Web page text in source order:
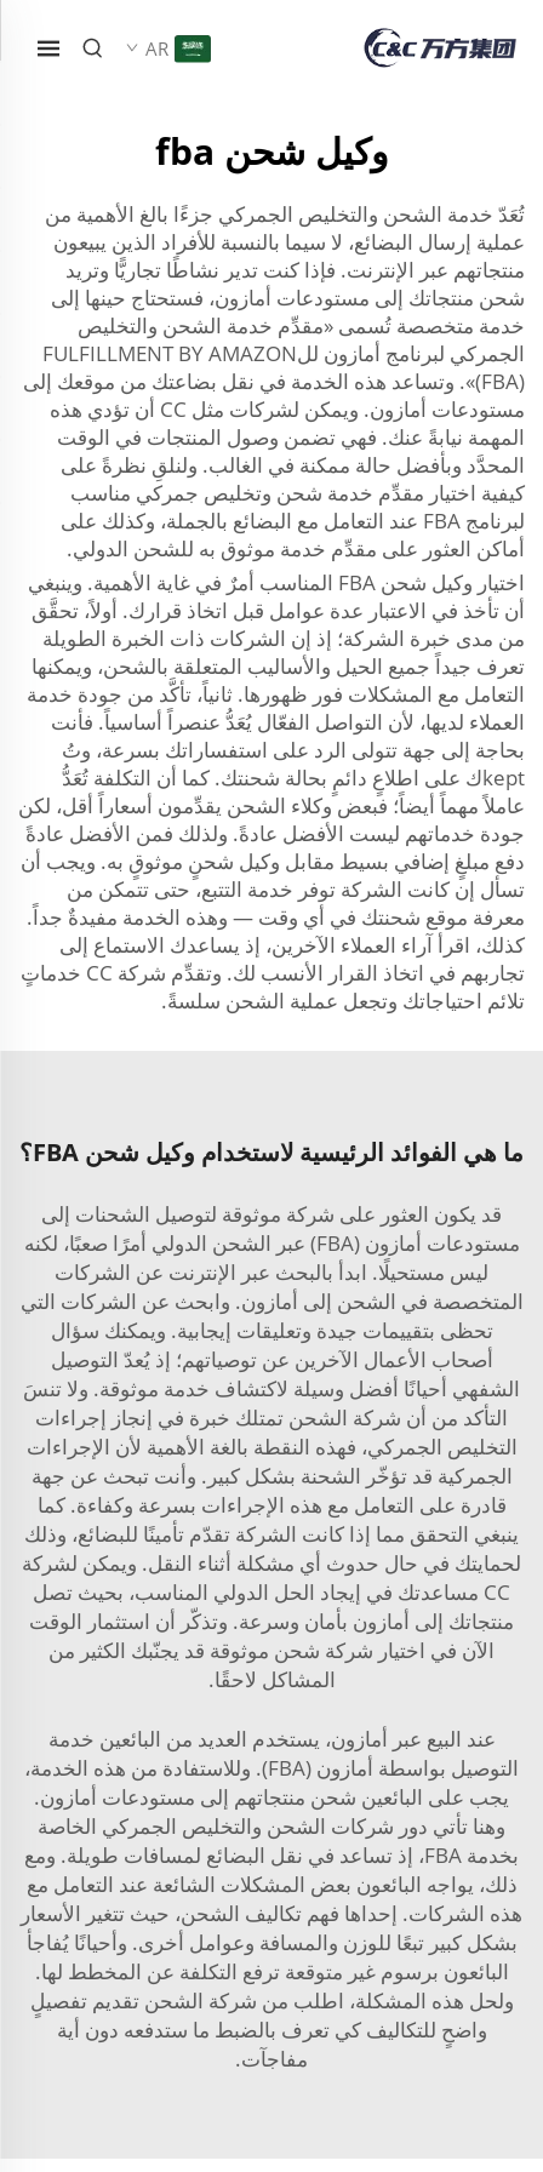
AR
وكيل شحن fba
تُعَدّ خدمة الشحن والتخليص الجمركي جزءًا بالغ الأهمية من
عملية إرسال البضائع، لا سيما بالنسبة للأفراد الذين يبيعون
منتجاتهم عبر الإنترنت. فإذا كنت تدير نشاطًا تجاريًّا وتريد
شحن منتجاتك إلى مستودعات أمازون، فستحتاج حينها إلى
خدمة متخصصة تُسمى «مقدِّم خدمة الشحن والتخليص
الجمركي لبرنامج أمازون للFULFILLMENT BY AMAZON
(FBA)». وتساعد هذه الخدمة في نقل بضاعتك من موقعك إلى
مستودعات أمازون. ويمكن لشركات مثل CC أن تؤدي هذه
المهمة نيابةً عنك. فهي تضمن وصول المنتجات في الوقت
المحدَّد وبأفضل حالة ممكنة في الغالب. ولنلقِ نظرةً على
كيفية اختيار مقدِّم خدمة شحن وتخليص جمركي مناسب
لبرنامج FBA عند التعامل مع البضائع بالجملة، وكذلك على
أماكن العثور على مقدِّم خدمة موثوق به للشحن الدولي.
اختيار وكيل شحن FBA المناسب أمرٌ في غاية الأهمية. وينبغي
أن تأخذ في الاعتبار عدة عوامل قبل اتخاذ قرارك. أولاً، تحقَّق
من مدى خبرة الشركة؛ إذ إن الشركات ذات الخبرة الطويلة
تعرف جيداً جميع الحيل والأساليب المتعلقة بالشحن، ويمكنها
التعامل مع المشكلات فور ظهورها. ثانياً، تأكَّد من جودة خدمة
العملاء لديها، لأن التواصل الفعّال يُعَدُّ عنصراً أساسياً. فأنت
بحاجة إلى جهة تتولى الرد على استفساراتك بسرعة، وتُ
keptك على اطلاعٍ دائمٍ بحالة شحنتك. كما أن التكلفة تُعَدُّ
عاملاً مهماً أيضاً؛ فبعض وكلاء الشحن يقدِّمون أسعاراً أقل، لكن
جودة خدماتهم ليست الأفضل عادةً. ولذلك فمن الأفضل عادةً
دفع مبلغٍ إضافي بسيط مقابل وكيل شحنٍ موثوقٍ به. ويجب أن
تسأل إن كانت الشركة توفر خدمة التتبع، حتى تتمكن من
معرفة موقع شحنتك في أي وقت — وهذه الخدمة مفيدةٌ جداً.
كذلك، اقرأ آراء العملاء الآخرين، إذ يساعدك الاستماع إلى
تجاربهم في اتخاذ القرار الأنسب لك. وتقدِّم شركة CC خدماتٍ
تلائم احتياجاتك وتجعل عملية الشحن سلسةً.
ما هي الفوائد الرئيسية لاستخدام وكيل شحن FBA؟
قد يكون العثور على شركة موثوقة لتوصيل الشحنات إلى
مستودعات أمازون (FBA) عبر الشحن الدولي أمرًا صعبًا، لكنه
ليس مستحيلًا. ابدأ بالبحث عبر الإنترنت عن الشركات
المتخصصة في الشحن إلى أمازون. وابحث عن الشركات التي
تحظى بتقييمات جيدة وتعليقات إيجابية. ويمكنك سؤال
أصحاب الأعمال الآخرين عن توصياتهم؛ إذ يُعدّ التوصيل
الشفهي أحيانًا أفضل وسيلة لاكتشاف خدمة موثوقة. ولا تنسَ
التأكد من أن شركة الشحن تمتلك خبرة في إنجاز إجراءات
التخليص الجمركي، فهذه النقطة بالغة الأهمية لأن الإجراءات
الجمركية قد تؤخّر الشحنة بشكل كبير. وأنت تبحث عن جهة
قادرة على التعامل مع هذه الإجراءات بسرعة وكفاءة. كما
ينبغي التحقق مما إذا كانت الشركة تقدّم تأمينًا للبضائع، وذلك
لحمايتك في حال حدوث أي مشكلة أثناء النقل. ويمكن لشركة
CC مساعدتك في إيجاد الحل الدولي المناسب، بحيث تصل
منتجاتك إلى أمازون بأمان وسرعة. وتذكّر أن استثمار الوقت
الآن في اختيار شركة شحن موثوقة قد يجنّبك الكثير من
المشاكل لاحقًا.
عند البيع عبر أمازون، يستخدم العديد من البائعين خدمة
التوصيل بواسطة أمازون (FBA). وللاستفادة من هذه الخدمة،
يجب على البائعين شحن منتجاتهم إلى مستودعات أمازون.
وهنا تأتي دور شركات الشحن والتخليص الجمركي الخاصة
بخدمة FBA، إذ تساعد في نقل البضائع لمسافات طويلة. ومع
ذلك، يواجه البائعون بعض المشكلات الشائعة عند التعامل مع
هذه الشركات. إحداها فهم تكاليف الشحن، حيث تتغير الأسعار
بشكل كبير تبعًا للوزن والمسافة وعوامل أخرى. وأحيانًا يُفاجأ
البائعون برسوم غير متوقعة ترفع التكلفة عن المخطط لها.
ولحل هذه المشكلة، اطلب من شركة الشحن تقديم تفصيلٍ
واضحٍ للتكاليف كي تعرف بالضبط ما ستدفعه دون أية
مفاجآت.